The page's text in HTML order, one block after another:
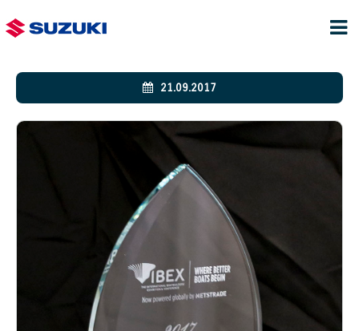
21.09.2017